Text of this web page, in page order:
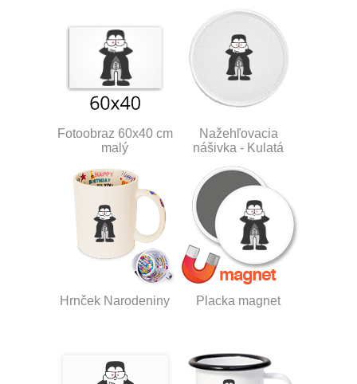
Fotoobraz 60x40 cm
malý
Nažehľovacia
nášivka - Kulatá
Hrnček Narodeniny Placka magnet